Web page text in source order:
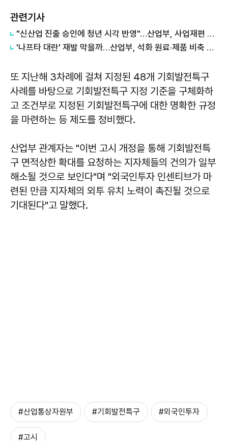
관련기사
"신산업 진출 승인에 청년 시각 반영"…산업부, 사업재편 심의위 청년위원 공모
'나프타 대란' 재발 막을까…산업부, 석화 원료·제품 비축 방안 검토
또 지난해 3차례에 걸쳐 지정된 48개 기회발전특구
사례를 바탕으로 기회발전특구 지정 기준을 구체화하
고 조건부로 지정된 기회발전특구에 대한 명확한 규정
을 마련하는 등 제도를 정비했다.
산업부 관계자는 "이번 고시 개정을 통해 기회발전특
구 면적상한 확대를 요청하는 지자체들의 건의가 일부
해소될 것으로 보인다"며 "외국인투자 인센티브가 마
련된 만큼 지자체의 외투 유치 노력이 촉진될 것으로
기대된다"고 말했다.
#산업통상자원부 #기회발전특구 #외국인투자
#고시